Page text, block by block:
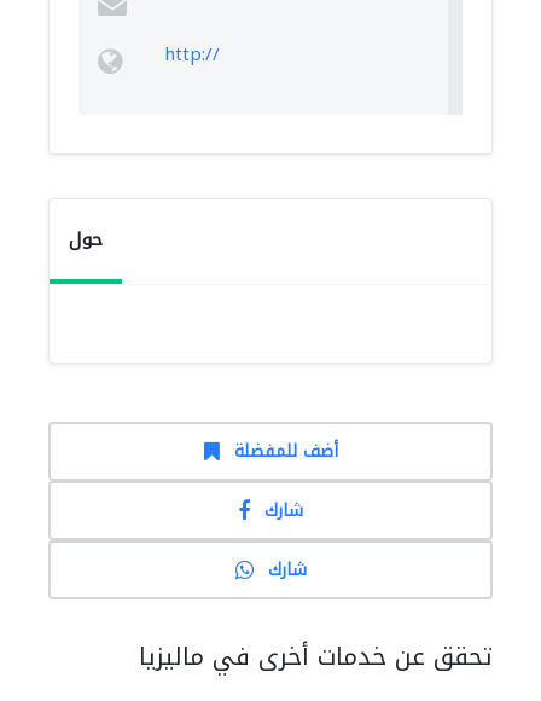
http://
حول
أضف للمفضلة
شارك
شارك
تحقق عن خدمات أخرى في ماليزيا